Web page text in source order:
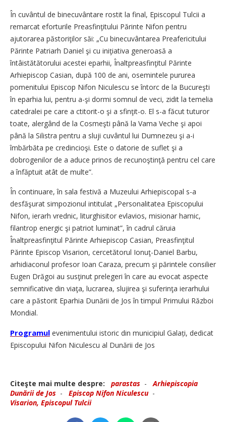
În cuvântul de binecuvântare rostit la final, Episcopul Tulcii a
remarcat eforturile Prea­sfinţitului Părinte Nifon pentru
ajutorarea păstoriţilor săi: „Cu binecuvântarea Preaferi­citului
Părinte Patriarh Daniel şi cu iniţiativa generoasă a
întâistătătorului acestei eparhii, Înaltpreasfinţitul Părinte
Arhiepiscop Casian, după 100 de ani, osemintele pururea
pomenitului Episcop Nifon Niculescu se întorc de la Bucureşti
în eparhia lui, pentru a-şi dormi somnul de veci, zidit la temelia
catedralei pe care a ctitorit-o şi a sfinţit-o. El s-a făcut tuturor
toate, alergând de la Cosmeşti până la Vama Veche şi apoi
până la Silistra pentru a sluji cuvântul lui Dumnezeu şi a-i
îmbărbăta pe credincioşi. Este o datorie de suflet şi a
dobrogenilor de a aduce prinos de recunoştinţă pentru cel care
a înfăptuit atât de multe”.
În continuare, în sala festivă a Muzeului Arhiepiscopal s-a
desfăşurat simpozionul intitulat „Personalitatea Episcopului
Nifon, ierarh vrednic, liturghisitor evlavios, misionar harnic,
filantrop energic şi patriot luminat”, în cadrul căruia
Înaltpreasfinţitul Părinte Arhiepiscop Casian, Preasfinţitul
Părinte Episcop Visarion, cercetătorul Ionuţ-Daniel Barbu,
arhidiaconul profesor Ioan Caraza, precum şi părintele consilier
Eugen Drăgoi au susţinut prelegeri în care au evocat aspecte
semnificative din viaţa, lucrarea, slujirea şi suferinţa ierarhului
care a păstorit Eparhia Dunării de Jos în timpul Primului Război
Mondial.
Programul evenimentului istoric din municipiul Galați, dedicat
Episcopului Nifon Niculescu al Dunării de Jos
Citeşte mai multe despre: parastas -Arhiepiscopia
Dunării de Jos - Episcop Nifon Niculescu-
Visarion, Episcopul Tulcii